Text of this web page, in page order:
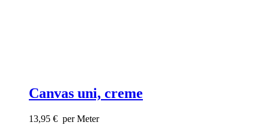
Canvas uni, creme
13,95 € per Meter